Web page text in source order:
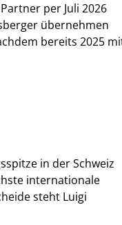
per Juli 2026
übernehmen
bereits 2025
in der Schweiz
internationale
steht Luigi